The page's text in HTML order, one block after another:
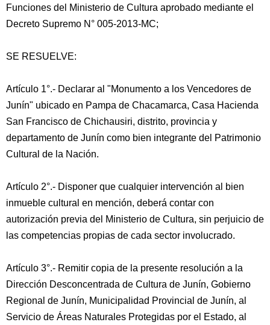
Funciones del Ministerio de Cultura aprobado mediante el
Decreto Supremo N° 005-2013-MC;
SE RESUELVE:
Artículo 1°.- Declarar al "Monumento a los Vencedores de
Junín" ubicado en Pampa de Chacamarca, Casa Hacienda
San Francisco de Chichausiri, distrito, provincia y
departamento de Junín como bien integrante del Patrimonio
Cultural de la Nación.
Artículo 2°.- Disponer que cualquier intervención al bien
inmueble cultural en mención, deberá contar con
autorización previa del Ministerio de Cultura, sin perjuicio de
las competencias propias de cada sector involucrado.
Artículo 3°.- Remitir copia de la presente resolución a la
Dirección Desconcentrada de Cultura de Junín, Gobierno
Regional de Junín, Municipalidad Provincial de Junín, al
Servicio de Áreas Naturales Protegidas por el Estado, al